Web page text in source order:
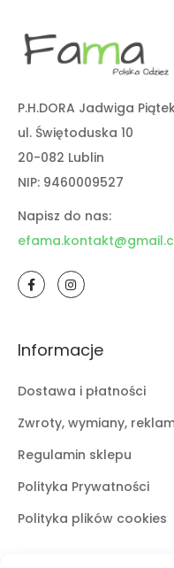
P.H.DORA Jadwiga
ul. Świętoduska 10
20-082 Lublin
NIP: 9460009527
Napisz do nas:
Informacje
Dostawa i płatności
Zwroty, wymiany,
Regulamin sklepu
Polityka Prywatności
Polityka plików cookies